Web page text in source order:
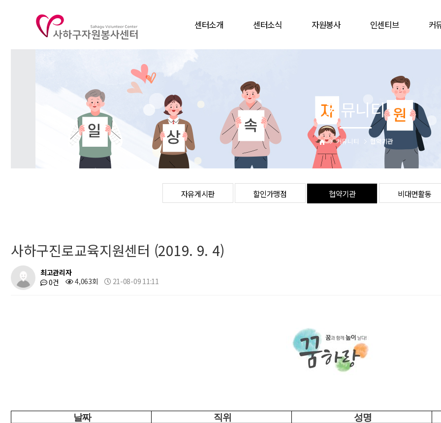
센터소개
조직도
찾아오시는길
센터소식
활동앨범
자원봉사
활동처
활동처현황
사이버자원봉사
인센티브
주차감면
봉사자증
을숙도문화회관
커
자유게시판 할인가맹점 협약기관 비대면활동
커뮤니티 협약기관
커뮤니티
사하구진로교육지원센터 (2019. 9. 4)
최고관리자
0건
4,063회 21-08-09 11:11
날짜 직위
성명